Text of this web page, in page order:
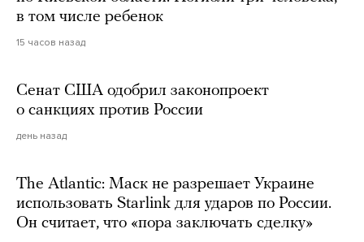
в том числе ребенок
15 часов назад
Сенат США одобрил законопроект
о санкциях против России
день назад
The Atlantic: Маск не разрешает Украине
использовать Starlink для ударов по России.
Он считает, что «пора заключать сделку»